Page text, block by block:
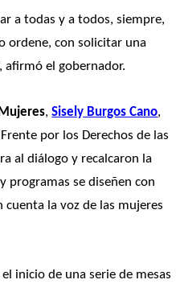
a todas y a todos, siempre,
ordene, con solicitar una
afirmó el gobernador.
, Sisely Burgos Cano,
por los Derechos de las
al diálogo y recalcaron la
programas se diseñen con
la voz de las mujeres
inicio de una serie de mesas